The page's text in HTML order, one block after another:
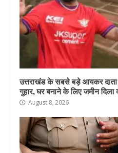
उत्तराखंड के सबसे बड़े आयकर
गुहार, घर बनाने के लिए जमीन दिला
August 8, 2026